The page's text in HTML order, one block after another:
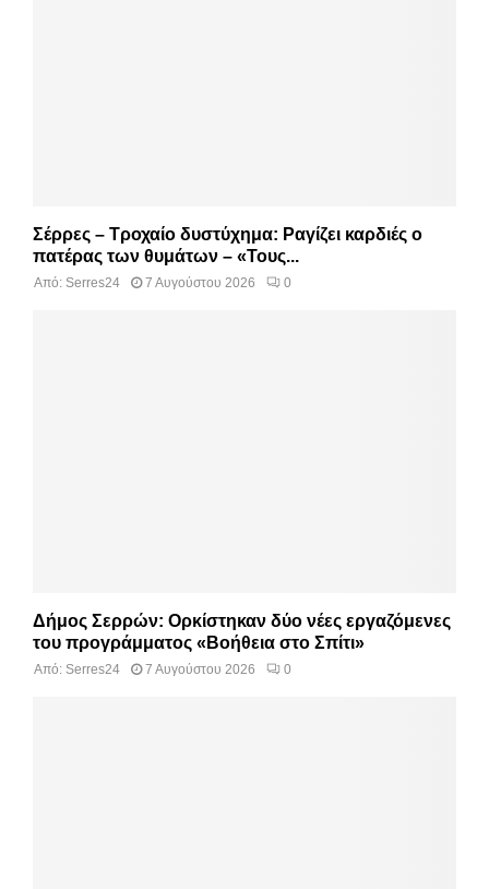
Σέρρες – Τροχαίο δυστύχημα: Ραγίζει καρδιές ο
πατέρας των θυμάτων – «Τους...
Από: Serres24 7 Αυγούστου 2026 0
Δήμος Σερρών: Ορκίστηκαν δύο νέες εργαζόμενες
του προγράμματος «Βοήθεια στο Σπίτι»
Από: Serres24 7 Αυγούστου 2026 0